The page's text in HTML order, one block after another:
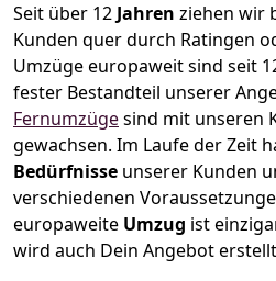
Seit über 12 Jahren ziehen wir
Kunden quer durch Ratingen
Umzüge europaweit sind seit
fester Bestandteil unserer
Fernumzügesind mit unseren
gewachsen. Im Laufe der Zeit
Bedürfnisse unserer Kunden
verschiedenen
europaweite Umzug ist
wird auch Dein Angebot